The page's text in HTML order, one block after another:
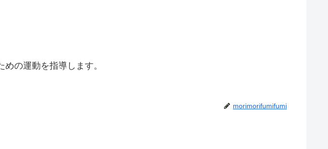
の運動を指導します。
morimorifumifumi